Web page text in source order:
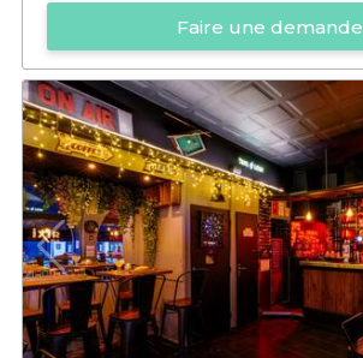
Faire une demande